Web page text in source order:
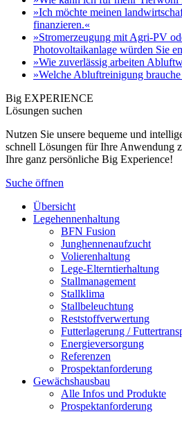
»Ich möchte meinen
finanzieren.«
»Stromerzeugung mit Agri-PV
Photovoltaikanlage würden Sie
»Wie zuverlässig arbeiten
»Welche Abluftreinigung
Big EXPERIENCE
Lösungen suchen
Nutzen Sie unsere bequeme und
schnell Lösungen für Ihre Anwendung
Ihre ganz persönliche Big Experience!
Suche öffnen
Übersicht
Legehennenhaltung
BFN Fusion
Junghennenaufzucht
Volierenhaltung
Lege-Elterntierhaltung
Stallmanagement
Stallklima
Stallbeleuchtung
Reststoffverwertung
Futterlagerung /
Energieversorgung
Referenzen
Prospektanforderung
Gewächshausbau
Alle Infos und Produkte
Prospektanforderung